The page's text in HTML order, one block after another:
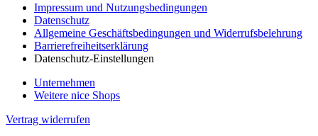
Impressum und Nutzungsbedingungen
Datenschutz
Allgemeine Geschäftsbedingungen und Widerrufsbelehrung
Barrierefreiheitserklärung
Datenschutz-Einstellungen
Unternehmen
Weitere nice Shops
Vertrag widerrufen